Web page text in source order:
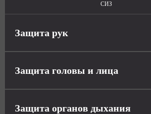
СИЗ
Защита рук
Защита головы и лица
Защита органов дыхания